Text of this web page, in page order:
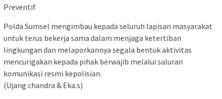
Preventif.
Polda Sumsel mengimbau kepada seluruh lapisan masyarakat
untuk terus bekerja sama dalam menjaga ketertiban
lingkungan dan melaporkannya segala bentuk aktivitas
mencurigakan kepada pihak berwajib melalui saluran
komunikasi resmi kepolisian.
(Ujang chandra & Eka.s)